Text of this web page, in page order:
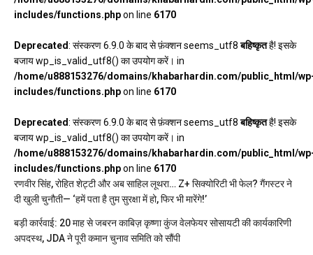
includes/functions.phpon line 6170
Deprecated: संस्करण 6.9.0 के बाद से फ़ंक्शन seems_utf8बहिष्कृतहै! इसके
बजाय wp_is_valid_utf8() का उपयोग करें। in
/home/u888153276/domains/khabarhardin.com/public_html/
includes/functions.phpon line 6170
Deprecated: संस्करण 6.9.0 के बाद से फ़ंक्शन seems_utf8बहिष्कृतहै! इसके
बजाय wp_is_valid_utf8() का उपयोग करें। in
/home/u888153276/domains/khabarhardin.com/public_html/
includes/functions.phpon line 6170
रणवीर सिंह, रोहित शेट्टी और अब साहिल लूथरा… Z+ सिक्योरिटी भी फेल? गैंगस्टर ने
दी खुली चुनौती— ‘हमें पता है तुम सुरक्षा में हो, फिर भी मारेंगे!’
बड़ी कार्रवाई: 20 माह से जबरन काबिज़ कृष्णा कुंज वेलफेयर सोसायटी की कार्यकारिणी
अपदस्थ, JDA ने पूरी कमान चुनाव समिति को सौंपी